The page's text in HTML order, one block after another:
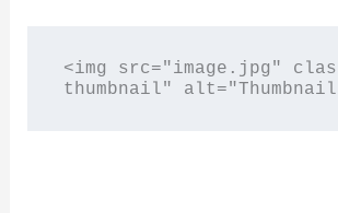
<img src="image.jpg"